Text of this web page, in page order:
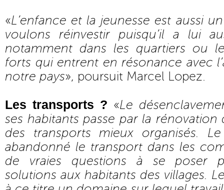
«L’enfance et la jeunesse est aussi
voulons réinvestir puisqu’il a lui
notamment dans les quartiers ou
forts qui entrent en résonance avec
notre pays», poursuit Marcel Lopez.
Les transports ? «Le
ses habitants passe par la
des transports mieux organisés.
abandonné le transport dans les
de vraies questions à se poser
solutions aux habitants des villages.